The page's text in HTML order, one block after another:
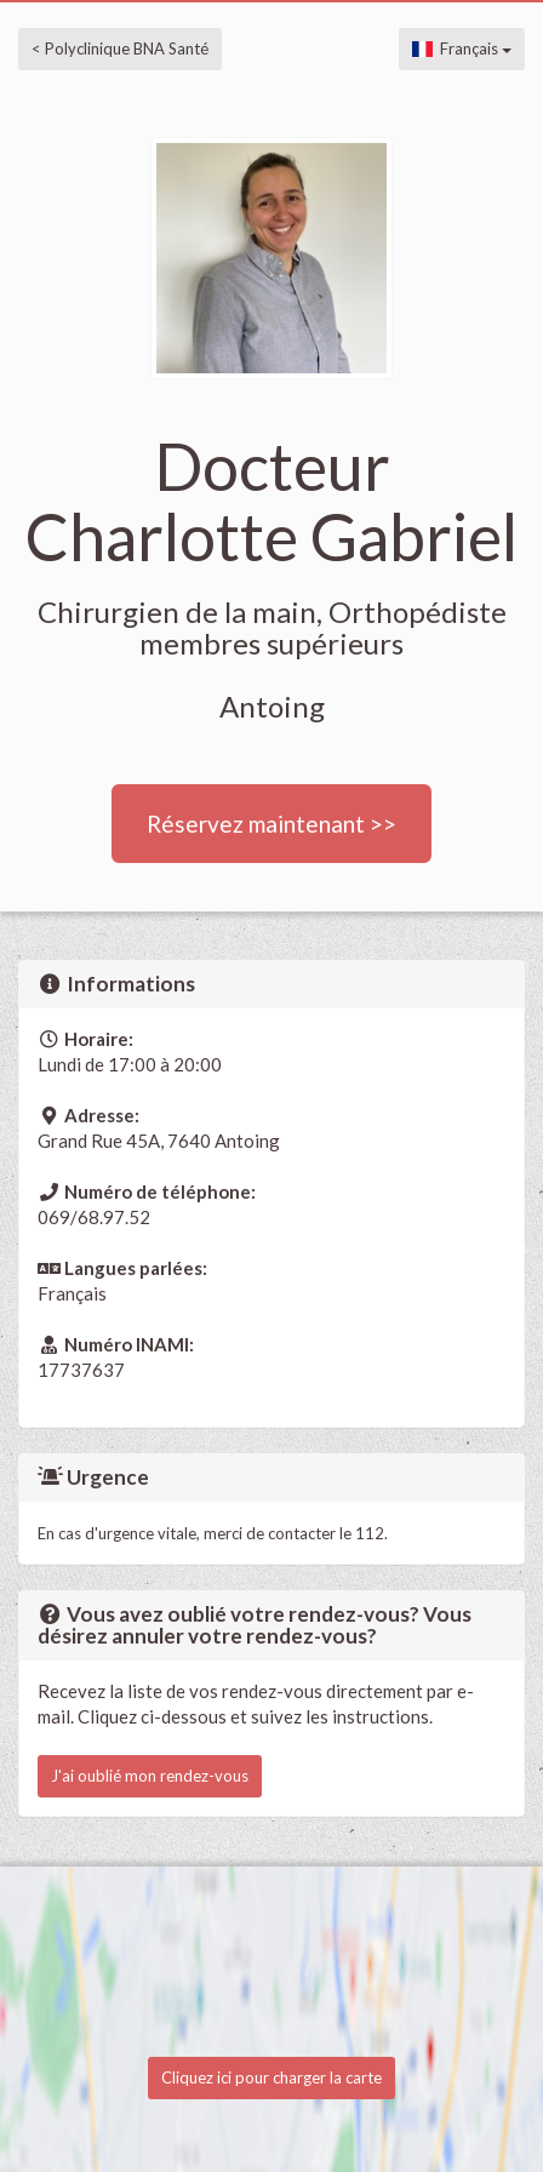
< Polyclinique BNA Santé Français
Docteur
Charlotte Gabriel
Chirurgien de la main, Orthopédiste
membres supérieurs
Antoing
Réservez maintenant >>
Informations
Horaire:
Lundi de 17:00 à 20:00
Adresse:
Grand Rue 45A, 7640 Antoing
Numéro de téléphone:
069/68.97.52
Langues parlées:
Français
Numéro INAMI:
17737637
Urgence
En cas d'urgence vitale, merci de contacter le 112.
Vous avez oublié votre rendez-vous? Vous
désirez annuler votre rendez-vous?
Recevez la liste de vos rendez-vous directement par e-
mail. Cliquez ci-dessous et suivez les instructions.
J'ai oublié mon rendez-vous
Cliquez ici pour charger la carte